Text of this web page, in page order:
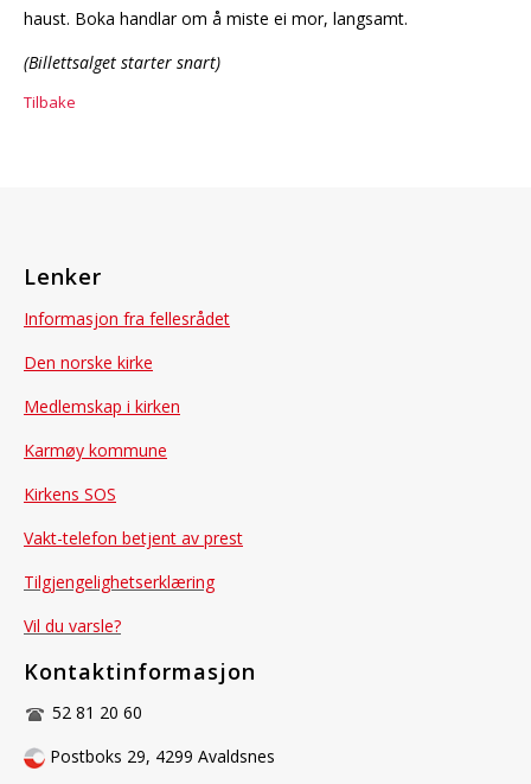
haust. Boka handlar om å miste ei mor, langsamt.
(Billettsalget starter snart)
Tilbake
Lenker
Informasjon fra fellesrådet
Den norske kirke
Medlemskap i kirken
Karmøy kommune
Kirkens SOS
Vakt-telefon betjent av prest
Tilgjengelighetserklæring
Vil du varsle?
Kontaktinformasjon
52 81 20 60
Postboks 29, 4299 Avaldsnes